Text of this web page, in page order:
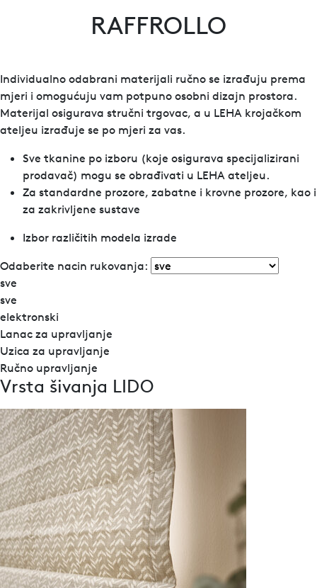
RAFFROLLO
Individualno odabrani materijali ručno se izrađuju prema
mjeri i omogućuju vam potpuno osobni dizajn prostora.
Materijal osigurava stručni trgovac, a u LEHA krojačkom
ateljeu izrađuje se po mjeri za vas.
Sve tkanine po izboru (koje osigurava specijalizirani
prodavač) mogu se obrađivati u LEHA ateljeu.
Za standardne prozore, zabatne i krovne prozore, kao i
za zakrivljene sustave
Izbor različitih modela izrade
Odaberite nacin rukovanja:
sve
sve
elektronski
Lanac za upravljanje
Uzica za upravljanje
Ručno upravljanje
Vrsta šivanja LIDO